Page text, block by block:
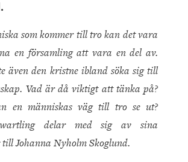
som kommer till tro kan det vara
en församling att vara en del av.
även den kristne ibland söka sig till
Vad är då viktigt att tänka på?
en människas väg till tro se ut?
delar med sig av sina
Johanna Nyholm Skoglund.